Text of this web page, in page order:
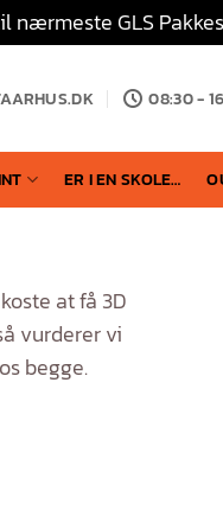
nærmeste GLS
08:30 -
ER I EN SKOLE…
at få 3D
vurderer vi
begge.